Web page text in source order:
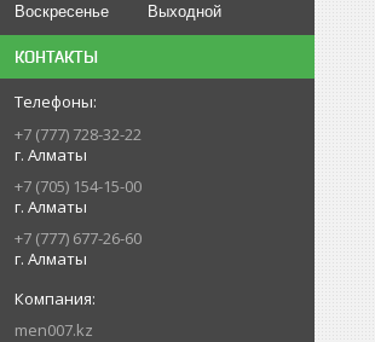
Воскресенье
Выходной
КОНТАКТЫ
+7 (777) 728-32-22
г. Алматы
+7 (705) 154-15-00
г. Алматы
+7 (777) 677-26-60
г. Алматы
men007.kz